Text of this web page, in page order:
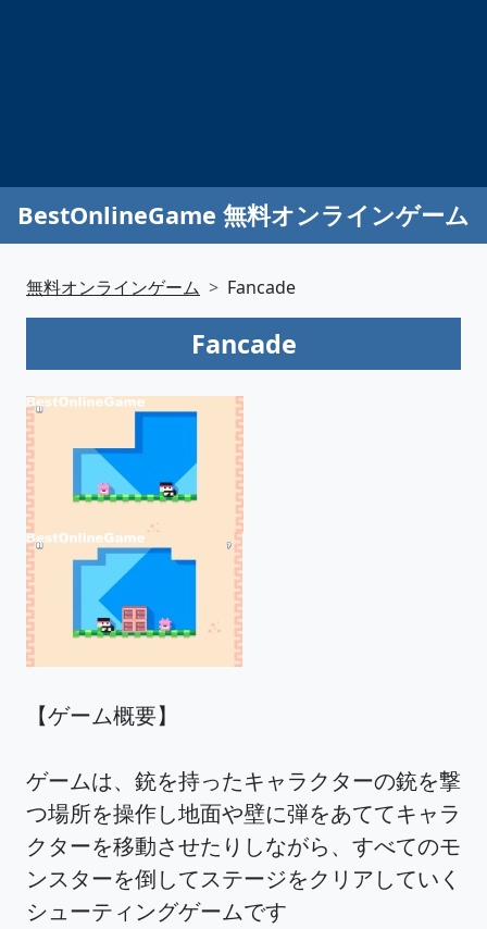
BestOnlineGame 無料オンラインゲーム
無料オンラインゲーム Fancade
Fancade
【ゲーム概要】
ゲームは、銃を持ったキャラクターの銃を撃
つ場所を操作し地面や壁に弾をあててキャラ
クターを移動させたりしながら、すべてのモ
ンスターを倒してステージをクリアしていく
シューティングゲームです